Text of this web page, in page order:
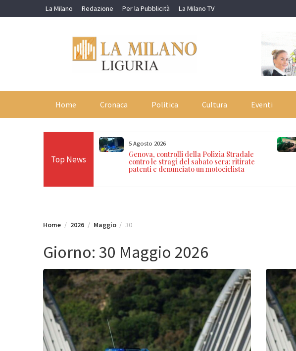
to
La Milano Redazione Per la Pubblicità La Milano TV
Home Cronaca Politica Cultura Eventi
Top News
nei vicoli: denunciati un
con hashish e
5 Agosto 2026
Genova, controlli della Polizia Stradale
contro le stragi del sabato sera: ritirate
patenti e denunciato un motociclista
Home 2026 Maggio 30
Giorno: 30 Maggio 2026